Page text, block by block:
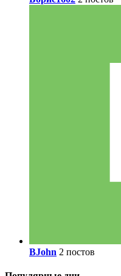
BJohn 2 постов